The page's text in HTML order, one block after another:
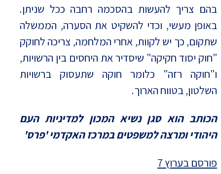
בהם צריך להעשות בהסכמה רחבה ככל שניתן.
באופן מעשי, וכדי להשקיט את הסערה, הממשלה
שתקום, כך יש לקוות, אחרי המלחמה, צריכה לחוקק
"חוק יסוד חקיקה" שיסדיר את היחסים בין הרשויות,
ו"חוקה רזה" כלומר חוקה שתעסוק ברשויות
השלטון, בטווח הארוך.
הכותב הוא סגן נשיא המכון למדיניות העם
היהודי ומרצה למשפטים במרכז האקדמי 'פרס'
פורסם בערוץ 7